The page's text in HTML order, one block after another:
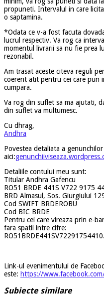
propuneti. Intervalul in care
o saptamina.
*Odata ce v-a fost facuta
lucrul respectiv. Va rog ca
momentul livrarii sa nu fie prea
rezonabil.
Am trasat aceste citeva reguli
coerent atit pentru cei care pun
cumpara.
Va rog din suflet sa ma ajutati,
din suflet va multumesc.
Cu dhrag,
Andhra
Povestea detaliata a
aici:genunchiiviseaza.wordpress
Detaliile contului meu sunt:
Titular Andhra Gafencu
RO51 BRDE 441S V722 9175
BRD Almasul, Sos. Giurgiului
Cod SWIFT BRDEROBU
Cod BIC BRDE
Pentru cei care vireaza prin e-
fara spatii intre cifre:
RO51BRDE441SV72291754410.
Link-ul evenimentului de
este: https://
Subiecte similare